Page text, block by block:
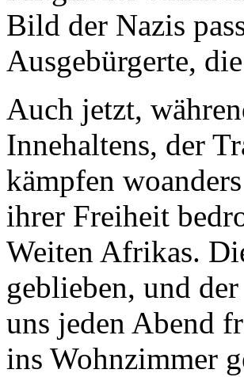
Bild der Nazis
Ausgebürgerte,
Auch jetzt,
Innehaltens, der
kämpfen
ihrer Freiheit
Weiten Afrikas.
geblieben, und
uns jeden Abend
ins Wohnzimmer